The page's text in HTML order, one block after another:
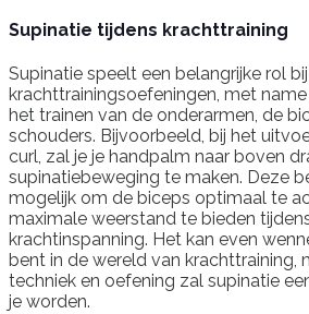
Supinatie tijdens krachttraining
Supinatie speelt een belangrijke rol
krachttrainingsoefeningen, met
het trainen van de onderarmen, de
schouders. Bijvoorbeeld, bij het
curl, zal je je handpalm naar boven
supinatiebeweging te maken. Deze
mogelijk om de biceps optimaal te
maximale weerstand te bieden
krachtinspanning. Het kan even
bent in de wereld van krachttraining,
techniek en oefening zal supinatie
je worden.